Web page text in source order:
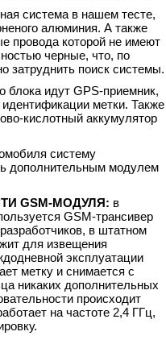
система в нашем тесте,
алюминия. А также
провода которой не имеют
черные, что, по
затруднить поиск системы.
блока идут GPS-приемник,
метки. Также
кислотный аккумулятор
систему
дополнительным модулем
GSM-МОДУЛЯ: в
GSM-трансивер
в штатном
для извещения
эксплуатации
метку и снимается с
никаких дополнительных
происходит
на частоте 2,4 ГГц,